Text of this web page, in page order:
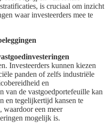
is cruciaal om inzicht
waar investeerders mee te
Investeerders kunnen kiezen
panden of zelfs industriële
en
van de vastgoedportefeuille kan
en tegelijkertijd kansen te
waardoor een meer
mogelijk is.